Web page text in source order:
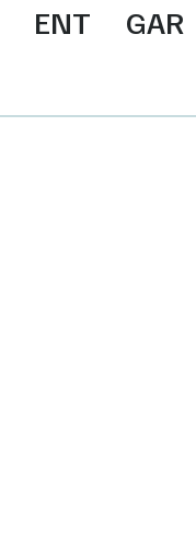
ENT GAR